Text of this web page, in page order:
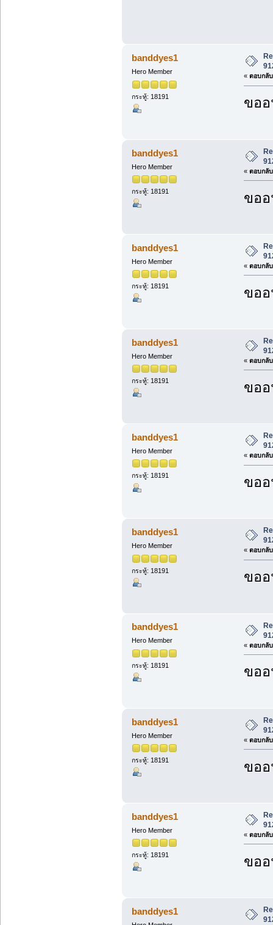
banddyes1
Hero Member
กระทู้: 18191
« ตอบกลั
ขอ
banddyes1
Hero Member
กระทู้: 18191
« ตอบกลั
ขอ
banddyes1
Hero Member
กระทู้: 18191
« ตอบกลั
ขอ
banddyes1
Hero Member
กระทู้: 18191
« ตอบกลั
ขอ
banddyes1
Hero Member
กระทู้: 18191
« ตอบกลั
ขอ
banddyes1
Hero Member
กระทู้: 18191
« ตอบกลั
ขอ
banddyes1
Hero Member
กระทู้: 18191
« ตอบกลั
ขอ
banddyes1
Hero Member
กระทู้: 18191
« ตอบกลั
ขอ
banddyes1
Hero Member
กระทู้: 18191
« ตอบกลั
ขอ
banddyes1